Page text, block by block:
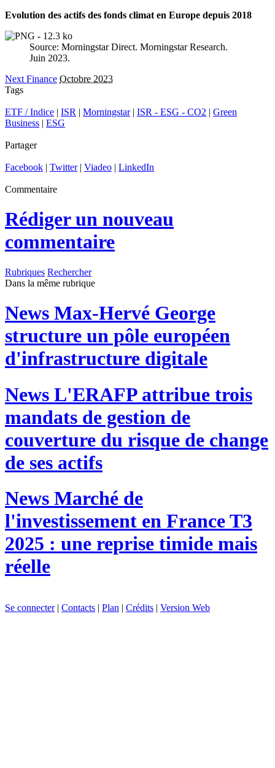
Evolution des actifs des fonds climat en Europe depuis 2018
Source: Morningstar Direct. Morningstar Research.
Juin 2023.
Next Finance Octobre 2023
Tags
ETF / Indice | ISR | Morningstar| ISR - ESG - CO2 | Green
Business | ESG
Partager
Facebook | Twitter| Viadeo | LinkedIn
Commentaire
Rédiger un nouveau
commentaire
Rubriques Rechercher
Dans la même rubrique
News Max-Hervé George
structure un pôle européen
d'infrastructure digitale
News L'ERAFP attribue trois
mandats de gestion de
couverture du risque de change
de ses actifs
News Marché de
l'investissement en France T3
2025 : une reprise timide mais
réelle
Se connecter| Contacts | Plan | Crédits | Version Web